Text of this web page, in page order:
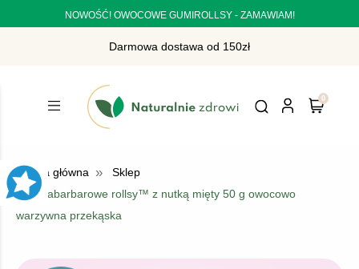
NOWOŚĆ! OWOCOWE GUMIROLLSY - ZAMAWIAM!
Darmowa dostawa od 150zł
Strona główna » Sklep
»
Rabarbarowe rollsy™ z nutką mięty 50 g owocowo
warzywna przekąska